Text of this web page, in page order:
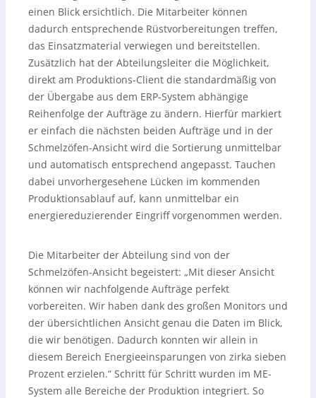
einen Blick ersichtlich. Die Mitarbeiter können
dadurch entsprechende Rüstvorbereitungen treffen,
das Einsatzmaterial verwiegen und bereitstellen.
Zusätzlich hat der Abteilungsleiter die Möglichkeit,
direkt am Produktions-Client die standardmäßig von
der Übergabe aus dem ERP-System abhängige
Reihenfolge der Aufträge zu ändern. Hierfür markiert
er einfach die nächsten beiden Aufträge und in der
Schmelzöfen-Ansicht wird die Sortierung unmittelbar
und automatisch entsprechend angepasst. Tauchen
dabei unvorhergesehene Lücken im kommenden
Produktionsablauf auf, kann unmittelbar ein
energiereduzierender Eingriff vorgenommen werden.
Die Mitarbeiter der Abteilung sind von der
Schmelzöfen-Ansicht begeistert: „Mit dieser Ansicht
können wir nachfolgende Aufträge perfekt
vorbereiten. Wir haben dank des großen Monitors und
der übersichtlichen Ansicht genau die Daten im Blick,
die wir benötigen. Dadurch konnten wir allein in
diesem Bereich Energieeinsparungen von zirka sieben
Prozent erzielen.“ Schritt für Schritt wurden im ME-
System alle Bereiche der Produktion integriert. So